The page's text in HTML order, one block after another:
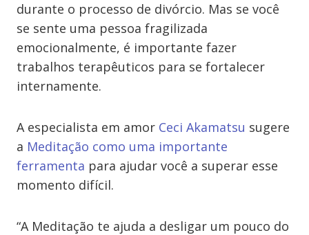
durante o processo de divórcio. Mas se você
se sente uma pessoa fragilizada
emocionalmente, é importante fazer
trabalhos terapêuticos para se fortalecer
internamente.
A especialista em amor Ceci Akamatsu sugere
a Meditação como uma importante
ferramenta para ajudar você a superar esse
momento difícil.
“A Meditação te ajuda a desligar um pouco do